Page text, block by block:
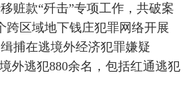
赃款“歼击”专项工作，共破案
跨区域地下钱庄犯罪网络开展
捕在逃境外经济犯罪嫌疑
外逃犯880余名，包括红通逃犯